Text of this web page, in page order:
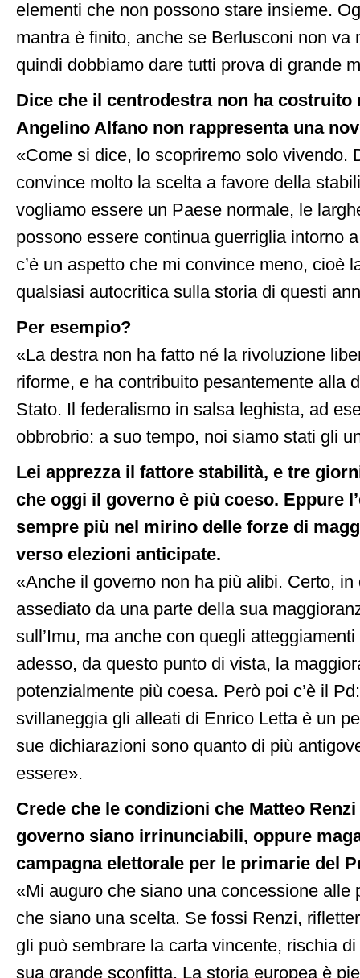
elementi che non possono stare insieme.
mantra è finito, anche se Berlusconi non va
quindi dobbiamo dare tutti prova di grande
Dice che il centrodestra non ha costruito
Angelino Alfano non rappresenta una
«Come si dice, lo scopriremo solo vivendo.
convince molto la scelta a favore della
vogliamo essere un Paese normale, le
possono essere continua guerriglia intorno
c’è un aspetto che mi convince meno, cioè
qualsiasi autocritica sulla storia di questi
Per esempio?
«La destra non ha fatto né la rivoluzione
riforme, e ha contribuito pesantemente alla
Stato. Il federalismo in salsa leghista, ad
obbrobrio: a suo tempo, noi siamo stati gli
Lei apprezza il fattore stabilità, e tre
che oggi il governo è più coeso. Eppure
sempre più nel mirino delle forze di
verso elezioni anticipate.
«Anche il governo non ha più alibi. Certo,
assediato da una parte della sua
sull’Imu, ma anche con quegli
adesso, da questo punto di vista, la
potenzialmente più coesa. Però poi c’è il
svillaneggia gli alleati di Enrico Letta è un
sue dichiarazioni sono quanto di più
essere».
Crede che le condizioni che Matteo
governo siano irrinunciabili, oppure
campagna elettorale per le primarie del
«Mi auguro che siano una concessione alle
che siano una scelta. Se fossi Renzi,
gli può sembrare la carta vincente, rischia
sua grande sconfitta. La storia europea è